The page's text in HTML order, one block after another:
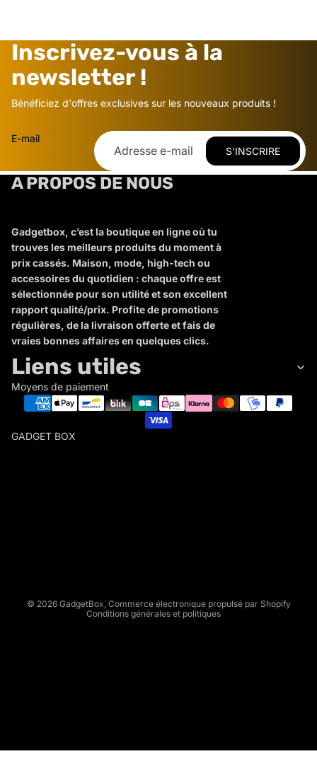
Inscrivez-vous à la
newsletter !
Bénéficiez d'offres exclusives sur les nouveaux produits !
E-mail
S’INSCRIRE
A PROPOS DE NOUS
Gadgetbox, c’est la boutique en ligne où tu
trouves les meilleurs produits du moment à
prix cassés. Maison, mode, high-tech ou
accessoires du quotidien : chaque offre est
sélectionnée pour son utilité et son excellent
rapport qualité/prix. Profite de promotions
régulières, de la livraison offerte et fais de
vraies bonnes affaires en quelques clics.
Liens utiles
Moyens de paiement
GADGET BOX
© 2026 GadgetBox, Commerce électronique propulsé par Shopify
Conditions générales et politiques